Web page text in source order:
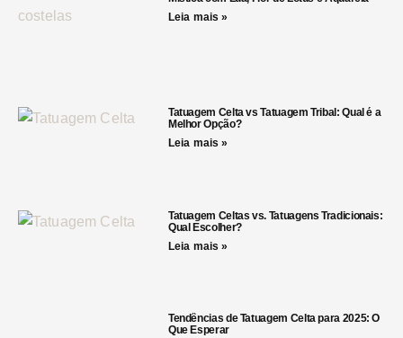
Leia mais »
Tatuagem Celta vs Tatuagem Tribal: Qual é a
Melhor Opção?
Leia mais »
Tatuagem Celtas vs. Tatuagens Tradicionais:
Qual Escolher?
Leia mais »
Tendências de Tatuagem Celta para 2025: O
Que Esperar